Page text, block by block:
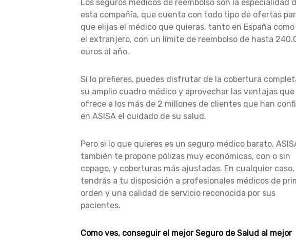
Los seguros médicos de reembolso son la especialidad
esta compañía, que cuenta con todo tipo de ofertas
que elijas el médico que quieras, tanto en España como
el extranjero, con un límite de reembolso de hasta
euros al año.
Si lo prefieres, puedes disfrutar de la cobertura
su amplio cuadro médico y aprovechar las ventajas que
ofrece a los más de 2 millones de clientes que han
en ASISA el cuidado de su salud.
Pero si lo que quieres es un seguro médico barato,
también te propone pólizas muy económicas, con o sin
copago, y coberturas más ajustadas. En cualquier caso,
tendrás a tu disposición a profesionales médicos de
orden y una calidad de servicio reconocida por sus
pacientes.
Como ves, conseguir el mejor Seguro de Salud al mejor